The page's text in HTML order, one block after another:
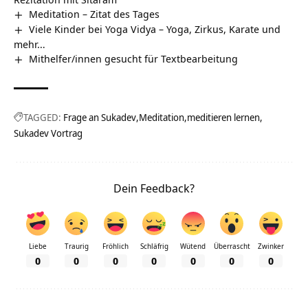
Meditation – Zitat des Tages
Viele Kinder bei Yoga Vidya – Yoga, Zirkus, Karate und
mehr…
Mithelfer/innen gesucht für Textbearbeitung
TAGGED: Frage an Sukadev Meditation meditieren lernen
Sukadev Vortrag
Dein Feedback?
Liebe
0
Traurig
0
Fröhlich
0
Schläfrig
0
Wütend
0
Überrascht
0
Zwinker
0